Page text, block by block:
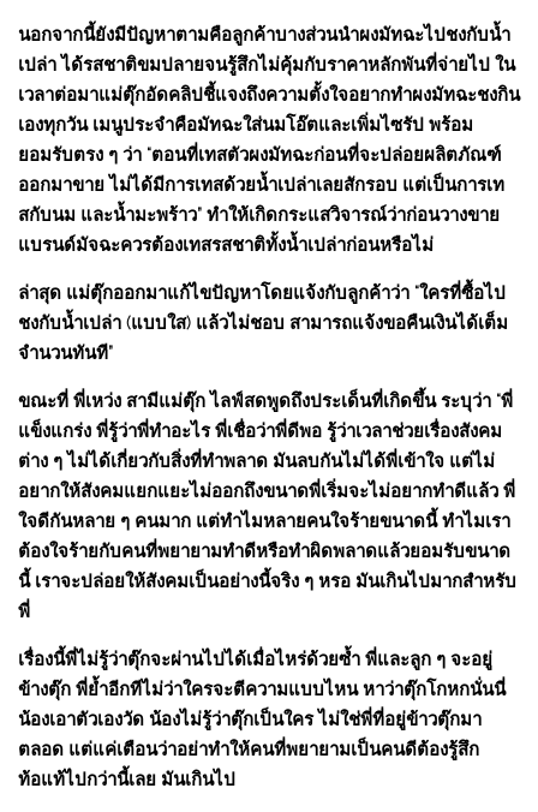
นอกจากนี้ยังมีปัญหาตามคือลูกค้าบางส่วนนำผงมัทฉะไปชงกับน้ำ
เปล่า ได้รสชาติขมปลายจนรู้สึกไม่คุ้มกับราคาหลักพันที่จ่ายไป ใน
เวลาต่อมาแม่ตุ๊กอัดคลิปชี้แจงถึงความตั้งใจอยากทำผงมัทฉะชงกิน
เองทุกวัน เมนูประจำคือมัทฉะใส่นมโอ๊ตและเพิ่มไซรัป พร้อม
ยอมรับตรง ๆ ว่า “ตอนที่เทสตัวผงมัทฉะก่อนที่จะปล่อยผลิตภัณฑ์
ออกมาขาย ไม่ได้มีการเทสด้วยน้ำเปล่าเลยสักรอบ แต่เป็นการเท
สกับนม และน้ำมะพร้าว” ทำให้เกิดกระแสวิจารณ์ว่าก่อนวางขาย
แบรนด์มัจฉะควรต้องเทสรสชาติทั้งน้ำเปล่าก่อนหรือไม่
ล่าสุด แม่ตุ๊กออกมาแก้ไขปัญหาโดยแจ้งกับลูกค้าว่า “ใครที่ซื้อไป
ชงกับน้ำเปล่า (แบบใส) แล้วไม่ชอบ สามารถแจ้งขอคืนเงินได้เต็ม
จำนวนทันที”
ขณะที่ พี่เหว่ง สามีแม่ตุ๊ก ไลฟ์สดพูดถึงประเด็นที่เกิดขึ้น ระบุว่า “พี่
แข็งแกร่ง พี่รู้ว่าพี่ทำอะไร พี่เชื่อว่าพี่ดีพอ รู้ว่าเวลาช่วยเรื่องสังคม
ต่าง ๆ ไม่ได้เกี่ยวกับสิ่งที่ทำพลาด มันลบกันไม่ได้พี่เข้าใจ แต่ไม่
อยากให้สังคมแยกแยะไม่ออกถึงขนาดพี่เริ่มจะไม่อยากทำดีแล้ว พี่
ใจดีกันหลาย ๆ คนมาก แต่ทำไมหลายคนใจร้ายขนาดนี้ ทำไมเรา
ต้องใจร้ายกับคนที่พยายามทำดีหรือทำผิดพลาดแล้วยอมรับขนาด
นี้ เราจะปล่อยให้สังคมเป็นอย่างนี้จริง ๆ หรอ มันเกินไปมากสำหรับ
พี่
เรื่องนี้พี่ไม่รู้ว่าตุ๊กจะผ่านไปได้เมื่อไหร่ด้วยซ้ำ พี่และลูก ๆ จะอยู่
ข้างตุ๊ก พี่ย้ำอีกทีไม่ว่าใครจะตีความแบบไหน หาว่าตุ๊กโกหกนั่นนี่
น้องเอาตัวเองวัด น้องไม่รู้ว่าตุ๊กเป็นใคร ไม่ใช่พี่ที่อยู่ข้าวตุ๊กมา
ตลอด แต่แค่เตือนว่าอย่าทำให้คนที่พยายามเป็นคนดีต้องรู้สึก
ท้อแท้ไปกว่านี้เลย มันเกินไป